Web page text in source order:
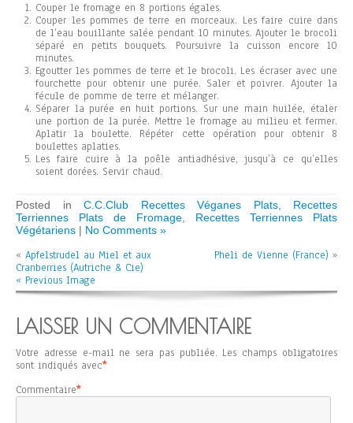
Couper le fromage en 8 portions égales.
Couper les pommes de terre en morceaux. Les faire cuire dans
de l’eau bouillante salée pendant 10 minutes. Ajouter le brocoli
séparé en petits bouquets. Poursuivre la cuisson encore 10
minutes.
Egoutter les pommes de terre et le brocoli. Les écraser avec une
fourchette pour obtenir une purée. Saler et poivrer. Ajouter la
fécule de pomme de terre et mélanger.
Séparer la purée en huit portions. Sur une main huilée, étaler
une portion de la purée. Mettre le fromage au milieu et fermer.
Aplatir la boulette. Répéter cette opération pour obtenir 8
boulettes aplaties.
Les faire cuire à la poêle antiadhésive, jusqu’à ce qu’elles
soient dorées. Servir chaud.
Posted in C.C.Club Recettes Véganes Plats, Recettes
Terriennes Plats de Fromage
Recettes Terriennes Plats
Végétariens | No Comments »
« Apfelstrudel au Miel et aux
Cranberries (Autriche & Cie)
Pheli de Vienne (France) »
« Previous Image
LAISSER UN COMMENTAIRE
Votre adresse e-mail ne sera pas publiée. Les champs obligatoires
sont indiqués avec*
Commentaire*